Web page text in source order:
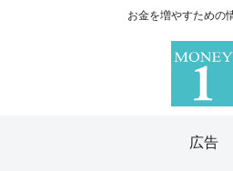
お金を増やすための
広告